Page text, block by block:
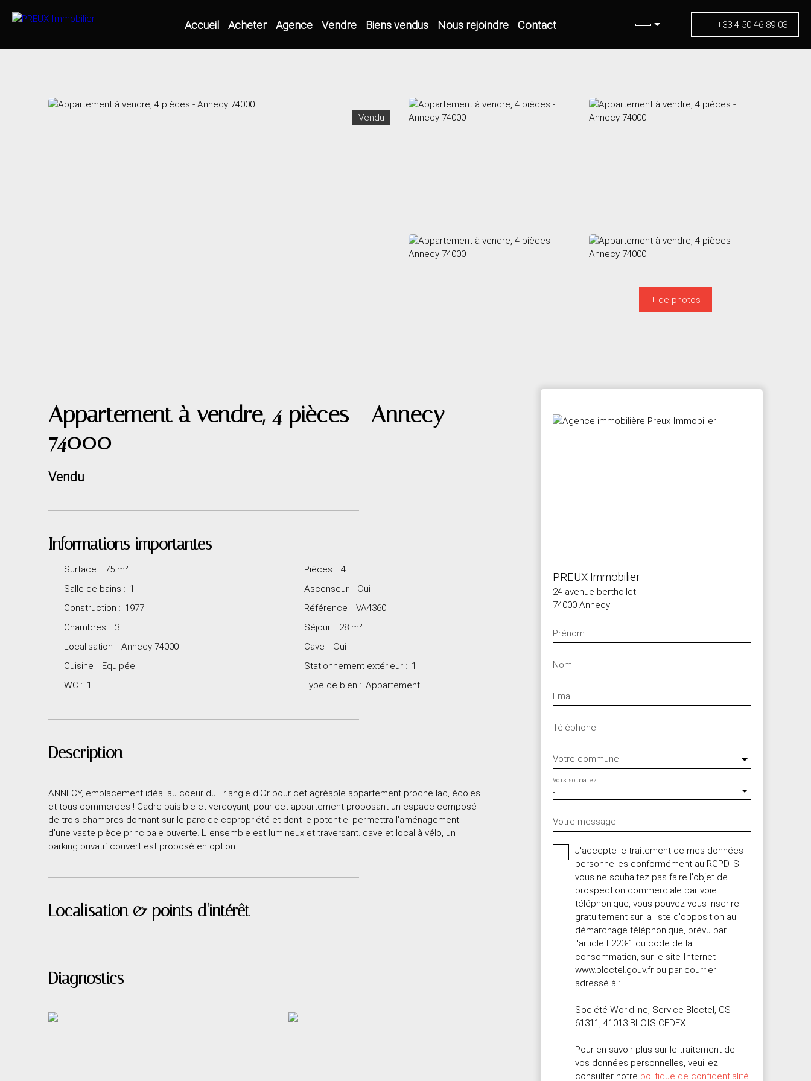
Accueil Acheter Agence Vendre Biens vendus Nous rejoindre Contact +33 4 50 46 89 03
Vendu
+ de photos
Appartement à vendre, 4 pièces - Annecy
74000
Vendu
Informations importantes
Surface : 75 m² Pièces : 4
Salle de bains : 1 Ascenseur : Oui
Construction : 1977 Référence : VA4360
Chambres : 3 Séjour : 28 m²
Localisation : Annecy 74000 Cave : Oui
Cuisine : Equipée Stationnement extérieur : 1
WC : 1 Type de bien : Appartement
Description
ANNECY, emplacement idéal au coeur du Triangle d'Or pour cet agréable appartement proche lac, écoles
et tous commerces ! Cadre paisible et verdoyant, pour cet appartement proposant un espace composé
de trois chambres donnant sur le parc de copropriété et dont le potentiel permettra l'aménagement
d'une vaste pièce principale ouverte. L' ensemble est lumineux et traversant. cave et local à vélo, un
parking privatif couvert est proposé en option.
Localisation & points d'intérêt
Diagnostics
PREUX Immobilier
24 avenue berthollet
74000 Annecy
Prénom
Nom
Email
Téléphone
Votre commune
-
Vous souhaitez
Votre message
J'accepte le traitement de mes données
personnelles conformément au RGPD. Si
vous ne souhaitez pas faire l'objet de
prospection commerciale par voie
téléphonique, vous pouvez vous inscrire
gratuitement sur la liste d'opposition au
démarchage téléphonique, prévu par
l'article L223-1 du code de la
consommation, sur le site Internet
www.bloctel.gouv.fr ou par courrier
adressé à :
Société Worldline, Service Bloctel, CS
61311, 41013 BLOIS CEDEX.
Pour en savoir plus sur le traitement de
vos données personnelles, veuillez
consulter notre politique de confidentialité.